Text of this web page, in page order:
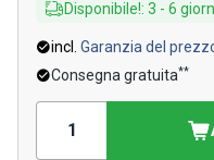
Disponibile!: 3 - 6
incl. Garanzia del
Consegna gratuita**